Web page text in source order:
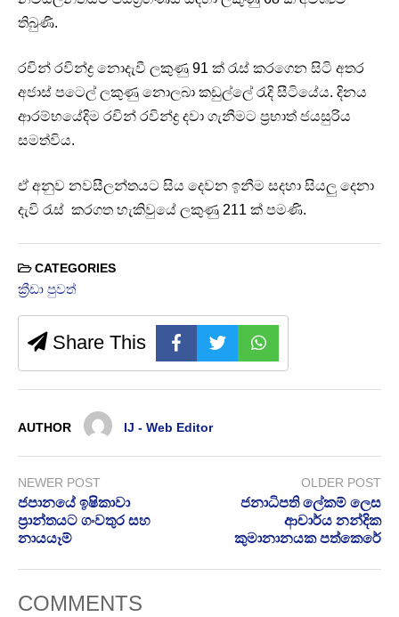
තිබුණි.
රචින් රවින්ද්‍ර නොදැවී ලකුණු 91 ක් රැස් කරගෙන සිටි අතර
අජාස් පටෙල් ලකුණු නොලබා කඩුල්ලේ රැදි සීටියේය. දිනය
ආරම්භයේදිම රචින් රවින්ද්‍ර දවා ගැනීමට ප්‍රභාත් ජයසුරිය
සමත්විය.
ඒ අනුව නවසීලන්තයට සිය දෙවන ඉනීම සදහා සියලු දෙනා
දැවි රැස් කරගත හැකිවුයේ ලකුණු 211 ක් පමණි.
CATEGORIES
ක්‍රීඩා පුවත්
Share This
AUTHOR IJ - Web Editor
NEWER POST
ජපානයේ ඉෂිකාවා
ප්‍රාන්තයට ගංවතුර සහ
නායයෑම්
OLDER POST
ජනාධිපති ලේකම් ලෙස
ආචාර්ය නන්දික
කුමානානයක පත්කෙරේ
COMMENTS